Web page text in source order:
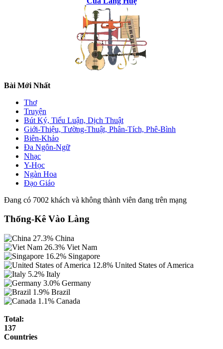
Bài Mới Nhất
Thơ
Truyện
Bút Ký, Tiểu Luận, Dịch Thuật
Giới-Thiệu, Tường-Thuật, Phân-Tích, Phê-Bình
Biên-Khảo
Đa Ngôn-Ngữ
Nhạc
Y-Học
Ngàn Hoa
Đạo Giáo
Đang có 7002 khách và không thành viên đang trên mạng
Thống-Kê Vào Làng
27.3% China
26.3% Viet Nam
16.2% Singapore
12.8% United States of America
5.2% Italy
3.0% Germany
1.9% Brazil
1.1% Canada
Total:
137
Countries